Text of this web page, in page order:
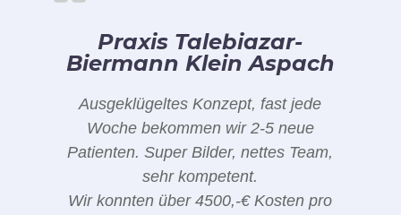
Praxis Talebiazar-
Biermann Klein Aspach
Ausgeklügeltes Konzept, fast jede
Woche bekommen wir 2-5 neue
Patienten. Super Bilder, nettes Team,
sehr kompetent.
Wir konnten über 4500,-€ Kosten pro